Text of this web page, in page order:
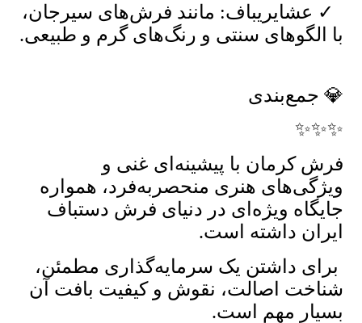
✓ عشایریباف: مانند فرش‌های سیرجان،
با الگوهای سنتی و رنگ‌های گرم و طبیعی.
💎 جمع‌بندی
✨✨✨
فرش کرمان با پیشینه‌ای غنی و
ویژگی‌های هنری منحصربه‌فرد، همواره
جایگاه ویژه‌ای در دنیای فرش دستباف
ایران داشته است.
برای داشتن یک سرمایه‌گذاری مطمئن،
شناخت اصالت، نقوش و کیفیت بافت آن
بسیار مهم است.